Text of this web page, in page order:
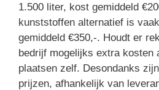
1.500 liter, kost gemiddeld
kunststoffen alternatief is
gemiddeld €350,-. Houdt er
bedrijf mogelijks extra kosten
plaatsen zelf. Desondanks
prijzen, afhankelijk van